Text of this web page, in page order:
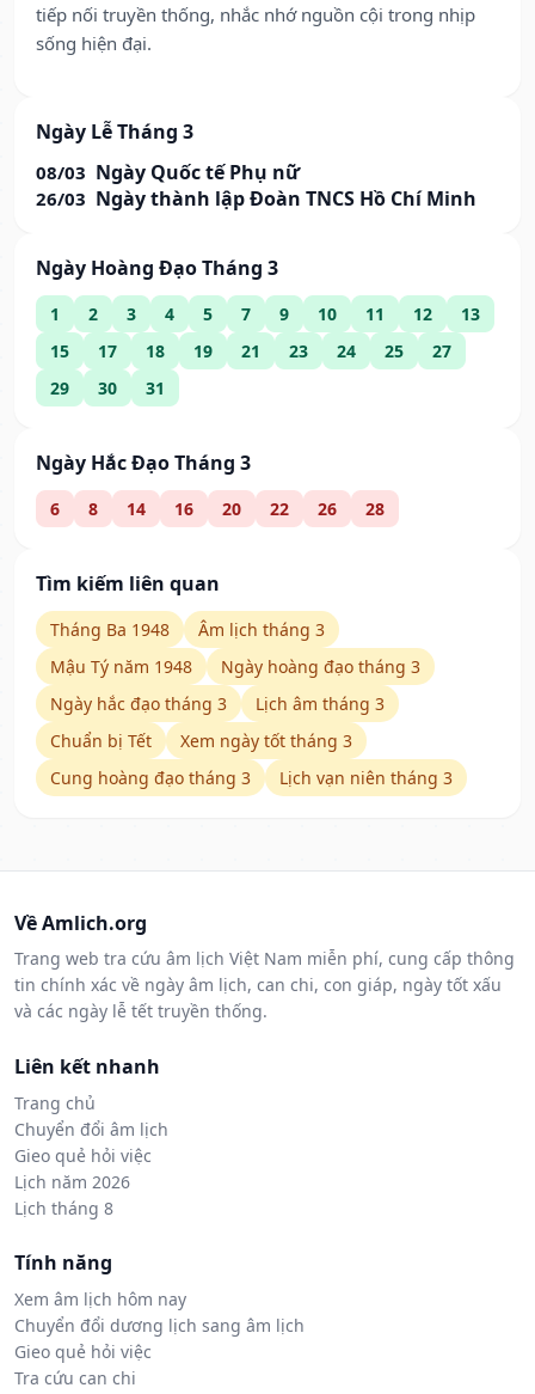
tiếp nối truyền thống, nhắc nhớ nguồn cội trong nhịp
sống hiện đại.
Ngày Lễ Tháng 3
08/03 Ngày Quốc tế Phụ nữ
26/03 Ngày thành lập Đoàn TNCS Hồ Chí Minh
Ngày Hoàng Đạo Tháng 3
1 2 3 4 5 7 9 10 11 12
13
15
17 18 19 21 23 24 25
27
29
30 31
Ngày Hắc Đạo Tháng 3
6 8 14 16 20 22 26 28
Tìm kiếm liên quan
Tháng Ba 1948
Âm lịch tháng 3
Mậu Tý năm 1948
Ngày hoàng đạo tháng 3
Ngày hắc đạo tháng 3
Lịch âm tháng 3
Chuẩn bị Tết
Xem ngày tốt tháng 3
Cung hoàng đạo tháng 3
Lịch vạn niên tháng 3
Về Amlich.org
Trang web tra cứu âm lịch Việt Nam miễn phí, cung cấp thông
tin chính xác về ngày âm lịch, can chi, con giáp, ngày tốt xấu
và các ngày lễ tết truyền thống.
Liên kết nhanh
Trang chủ
Chuyển đổi âm lịch
Gieo quẻ hỏi việc
Lịch năm 2026
Lịch tháng 8
Tính năng
Xem âm lịch hôm nay
Chuyển đổi dương lịch sang âm lịch
Gieo quẻ hỏi việc
Tra cứu can chi